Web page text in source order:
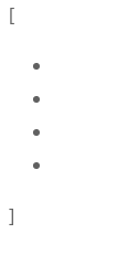
[
]